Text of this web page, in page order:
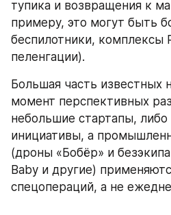
тупика и возвращения к
примеру, это могут быть
беспилотники, комплексы
пеленгации).
Большая часть известных
момент перспективных
небольшие стартапы, либо
инициативы, а
(дроны «Бобёр» и
Baby и другие)
спецопераций, а не